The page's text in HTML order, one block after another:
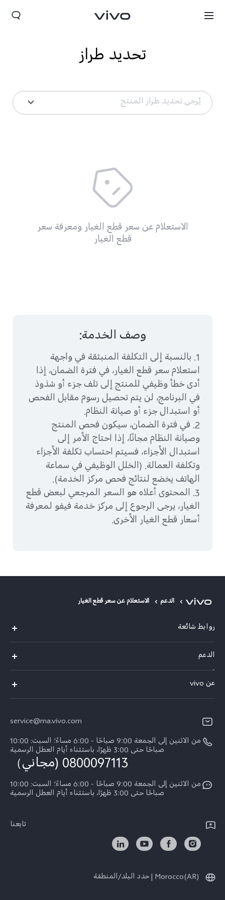
Morocco(AR) | حدد البلد/المنطقة
تحديد طراز
يُرجى تحديد طراز المنتج
الاستعلام عن سعر قطع الغيار ومعرفة سعر
قطع الغيار
وصف الخدمة:
1. بالنسبة إلى التكلفة المنبثقة في واجهة
استعلام سعر قطع الغيار، في فترة الضمان، إذا
أدى خطأ وظيفي للمنتج إلى تلف جزء أو شذوذ
في البرنامج، لن يتم تحصيل رسوم مقابل الفحص
أو استبدال جزء أو صيانة النظام.
2. في فترة الضمان، سيكون فحص المنتج
وصيانة النظام مجانًا، إذا احتاج الأمر إلى
استبدال الأجزاء، فسيتم احتساب تكلفة الأجزاء
وتكلفة العمالة. (الخلل الوظيفي في سماعة
الهاتف يخضع لنتائج فحص مركز الخدمة).
3. المحتوى أعلاه هو السعر المرجعي لبعض قطع
الغيار، يرجى الرجوع إلى مركز خدمة فيفو لمعرفة
أسعار قطع الغيار الأخرى.
الدعم الاستعلام عن سعر قطع الغيار
روابط شائعة
Y31d
V70 FE
V40
Y29
Y04
الدعم
مركز الخدمة
Funtouch OS
مصادقة IMEI
تحديثات النظام
توجيهات بشأن ضمان vivo
بيان الخصوصية بشأن خدمة العملاء
عن vivo
الأخبار
الإشعارات القانونية
الاستدامة
service@ma.vivo.com
من الاثنين إلى الجمعة 9:00 صباحًا - 6:00 مساءً؛ السبت: 10:00
صباحًا حتى 3:00 ظهرًا، باستثناء أيام العطل الرسمية
0800097113 (مجاني）
من الاثنين إلى الجمعة 9:00 صباحًا - 6:00 مساءً؛ السبت: 10:00
صباحًا حتى 3:00 ظهرًا، باستثناء أيام العطل الرسمية
تابعنا
Morocco(AR) | حدد البلد/المنطقة